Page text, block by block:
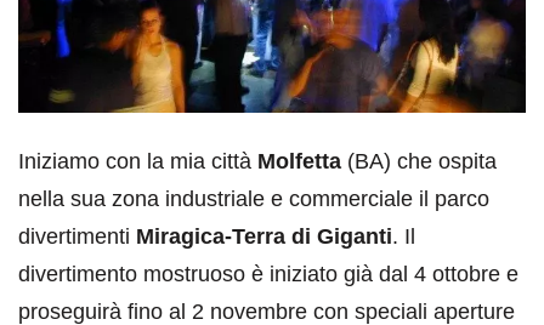
Iniziamo con la mia città Molfetta (BA) che ospita
nella sua zona industriale e commerciale il parco
divertimenti Miragica-Terra di Giganti. Il
divertimento mostruoso è iniziato già dal 4 ottobre e
proseguirà fino al 2 novembre con speciali aperture